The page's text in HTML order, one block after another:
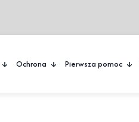
Ochrona Pierwsza pomoc